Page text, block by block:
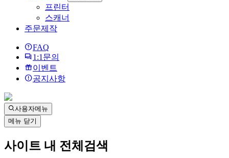
프린터
스캐너
주문제작
FAQ
1:1문의
이벤트
공지사항
사용자메뉴
메뉴 닫기
사이트 내 전체검색